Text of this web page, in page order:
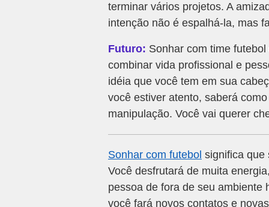
terminar vários projetos. A
intenção não é espalhá-la, mas
Futuro: Sonhar com time
combinar vida profissional e
idéia que você tem em sua
você estiver atento, saberá
manipulação. Você vai querer
Sonhar com futebol significa que
Você desfrutará de muita
pessoa de fora de seu ambiente
você fará novos contatos e